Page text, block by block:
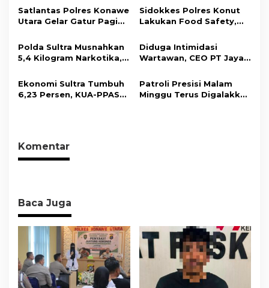
p
o
s
Koroner, Tingkatkan
Kesadaran Personel
akan Pentingnya Hidup
Hasil Curian Berhasil
Diamankan
Satlantas Polres Konawe
Utara Gelar Gatur Pagi
Ciptakan Kamseltibcar
Lantas dan Pelayanan
Masyarakat
Sidokkes Polres Konut
Lakukan Food Safety,
Memenuhi Standar
Keamanan Dan Layak
Polda Sultra Musnahkan
5,4 Kilogram Narkotika,
dari Ancaman
Penyalahgunaan
Diduga Intimidasi
Wartawan, CEO PT Jaya
Terlapor Di Polres
Kolaka
Ekonomi Sultra Tumbuh
6,23 Persen, KUA-PPAS
Patroli Presisi Malam
Minggu Terus Digalakkan
Komentar
Baca Juga